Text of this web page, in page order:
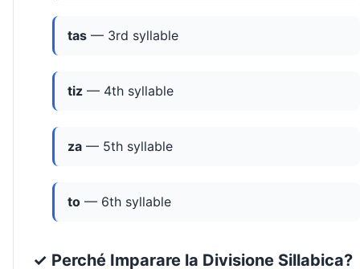
tas — 3rd syllable
tiz — 4th syllable
za — 5th syllable
to — 6th syllable
✓ Perché Imparare la Divisione Sillabica?